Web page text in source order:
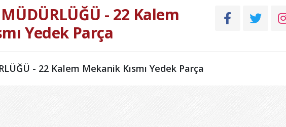
MÜDÜRLÜĞÜ - 22 Kalem
Yedek Parça
- 22 Kalem Mekanik Kısmı Yedek Parça